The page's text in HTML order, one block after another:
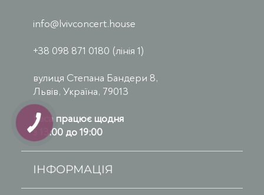
info@lvivconcert.house
+38 098 871 0180 (лінія 1)
вулиця Степана Бандери 8,
Львів, Україна, 79013
Каса працює щодня
з 13:00 до 19:00
ІНФОРМАЦІЯ